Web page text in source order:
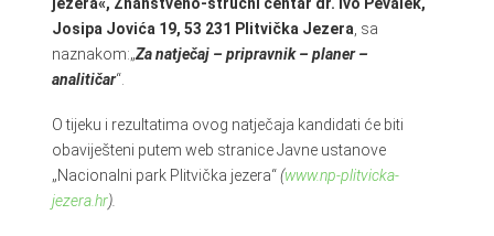
Josipa Jovića 19, 53 231 Plitvička Jezera , sa
naznakom:„Za natječaj – pripravnik – planer –
analitičar“.
O tijeku i rezultatima ovog natječaja kandidati će biti
obaviješteni putem web stranice Javne ustanove
„Nacionalni park Plitvička jezera“(www.np-plitvicka-
jezera.hr).